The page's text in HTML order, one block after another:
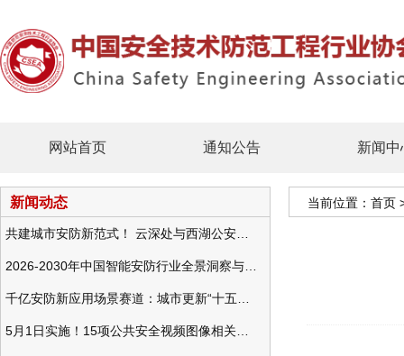
网站首页 通知公告 新闻中
新闻动态 当前位置： 首页